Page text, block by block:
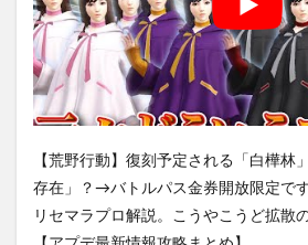
【荒野行動】復刻予定される「白樺林
存在」？→バトルパス金券開放限定で
リセマラプロ解説。こうやこうど拡散